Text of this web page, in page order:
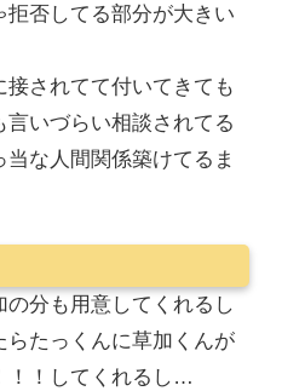
否してる部分が大きい
されてて付いてきても
言いづらい相談されてる
な人間関係築けてるま
分も用意してくれるし
たっくんに草加くんが
！！してくれるし…